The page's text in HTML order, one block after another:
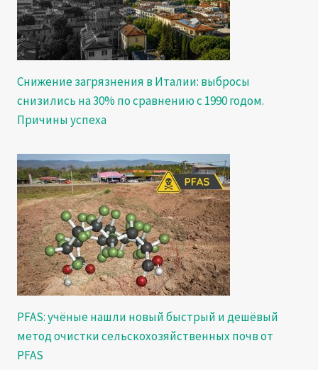
Снижение загрязнения в Италии: выбросы
снизились на 30% по сравнению с 1990 годом.
Причины успеха
PFAS: учёные нашли новый быстрый и дешёвый
метод очистки сельскохозяйственных почв от
PFAS